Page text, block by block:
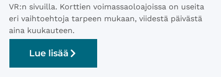
VR:n sivuilla. Korttien voimassaoloajoissa on useita
eri vaihtoehtoja tarpeen mukaan, viidestä päivästä
aina kuukauteen.
Lue lisää